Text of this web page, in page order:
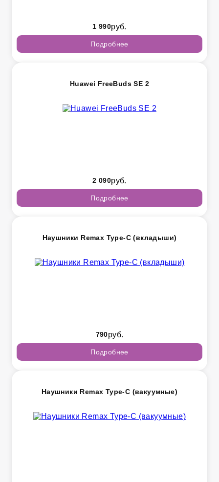
1 990руб.
Подробнее
Huawei FreeBuds SE 2
2 090руб.
Подробнее
Наушники Remax Type-C (вкладыши)
790руб.
Подробнее
Наушники Remax Type-C (вакуумные)